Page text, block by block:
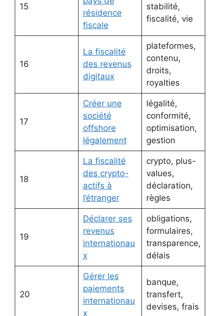
15
résidence
fiscale
stabilité,
fiscalité, vie
16
La fiscalité
des revenus
digitaux
plateformes,
contenu,
droits,
royalties
17
Créer une
société
offshore
légalement
légalité,
conformité,
optimisation,
gestion
18
La fiscalité
des crypto-
actifs à
l’étranger
crypto, plus-
values,
déclaration,
règles
19
Déclarer ses
revenus
internationau
x
obligations,
formulaires,
transparence,
délais
20
Gérer les
paiements
internationau
x
banque,
transfert,
devises, frais